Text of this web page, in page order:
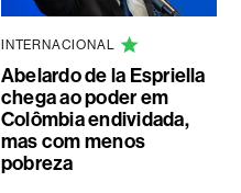
INTERNACIONAL
Abelardo de la Espriella
chega ao poder em
Colômbia endividada,
mas com menos
pobreza